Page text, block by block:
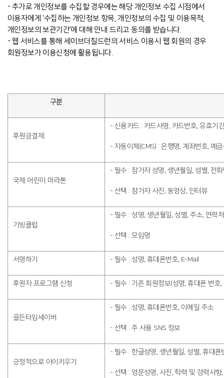
- 추가로 개인정보를 수집할 경우에는 해당 개인정보 수집 시점에서
이용자에게 ‘수집하는 개인정보 항목, 개인정보의 수집 및 이용목적,
개인정보의 보관기간’에 대해 안내 드리고 동의를 받습니다.
- 웹 서비스를 통해 세이브더칠드런의 서비스 이용시 웹 회원의 경우
회원정보가 이용신청에 활용됩니다.
구분
후원금결제
- 신용카드 : 카드사명, 카드번호, 유효기
- 자동이체(CMS) : 은행명, 계좌번호, 예
국제 어린이 마라톤
- 필수 : 참가자 성명, 생년월일, 성별, 전
- 선택 : 참가자 사진, 동영상, 인터뷰
기빙클럽
- 필수 : 성명, 생년월일, 성별, 주소, 연락
- 선택 : 모임명
서명하기 - 필수 : 성명, 휴대폰번호, E-Mail
후원자 프로그램 신청 - 필수 : 기존 회원정보(성명, 휴대폰 번호
골든타임세이버
- 필수 : 성명, 휴대폰번호, 이메일 주소
- 선택 : 주 사용 SNS 정보
긍정적으로 아이키우기
- 필수 : 한글성명, 생년월일, 성별, 휴대
- 선택 : 영문성명, 사진, 학력 및 경력사